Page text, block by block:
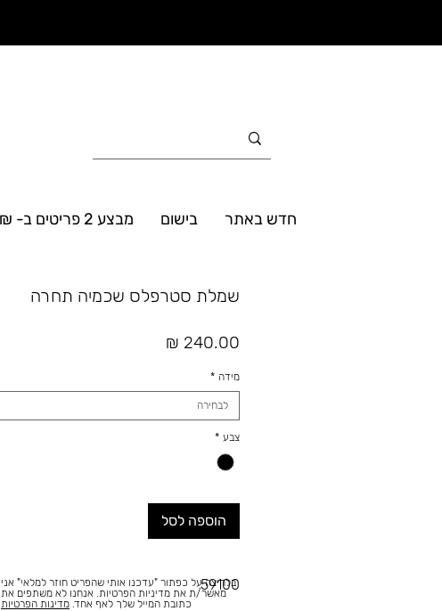
חדש באתר בישום מבצע 2 פריטים ב- 160₪
שמלת סטרפלס שכמיה תחרה
מידה *
לבחירה
צבע *
הוספה לסל
59100
בלחיצה על כפתור "עדכנו אותי שהפריט חוזר למלאי" אני
מאשר/ת את מדיניות הפרטיות. אנחנו לא משתפים את
כתובת המייל שלך לאף אחד. מדינות הפרטיות